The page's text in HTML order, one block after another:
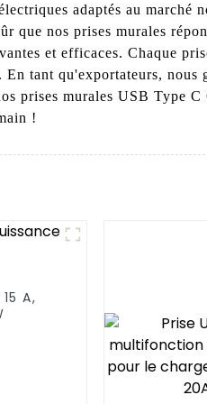
adaptés au
que nos prises murales
et efficaces. Chaque
En tant qu'exportateurs,
prises murales USB
!
A,